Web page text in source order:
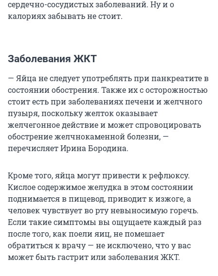
сердечно-сосудистых заболеваний. Ну и о
калориях забывать не стоит.
Заболевания ЖКТ
— Яйца не следует употреблять при панкреатите в
состоянии обострения. Также их с осторожностью
стоит есть при заболеваниях печени и желчного
пузыря, поскольку желток оказывает
желчегонное действие и может спровоцировать
обострение желчнокаменной болезни, —
перечисляет Ирина Бородина.
Кроме того, яйца могут привести к рефлюксу.
Кислое содержимое желудка в этом состоянии
поднимается в пищевод, приводит к изжоге, а
человек чувствует во рту невыносимую горечь.
Если такие симптомы вы ощущаете каждый раз
после того, как поели яиц, не помешает
обратиться к врачу — не исключено, что у вас
может быть гастрит или заболевания ЖКТ.